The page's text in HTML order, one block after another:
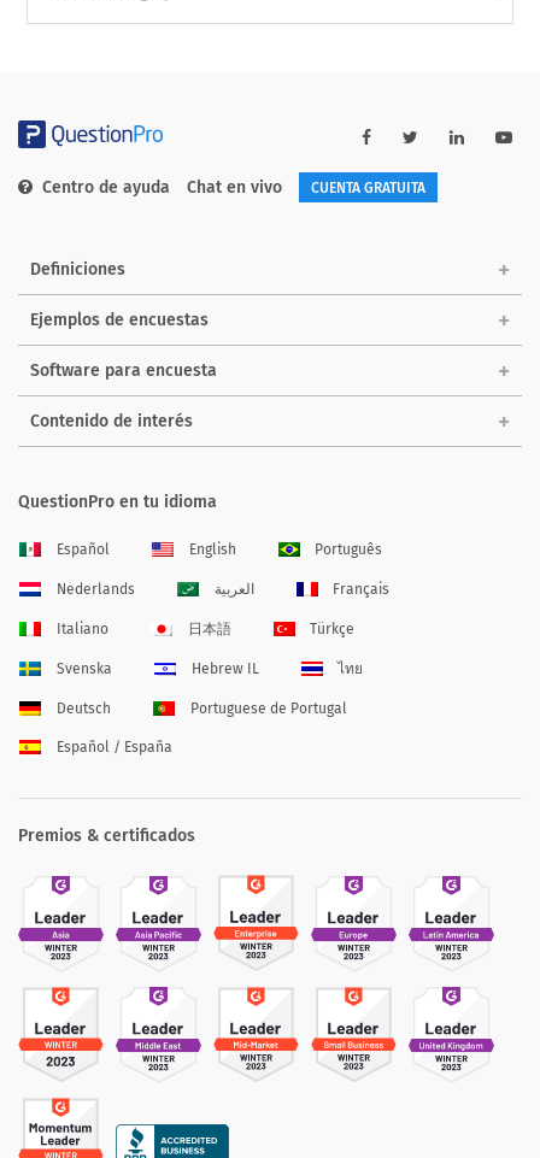
Centro de ayuda Chat en vivo CUENTA GRATUITA
Definiciones
Ejemplos de encuestas
Software para encuesta
Contenido de interés
QuestionPro en tu idioma
Español English Português
Nederlands العربية Français
Italiano 日本語 Türkçe
Svenska Hebrew IL ไทย
Deutsch Portuguese de Portugal
Español / España
Premios & certificados